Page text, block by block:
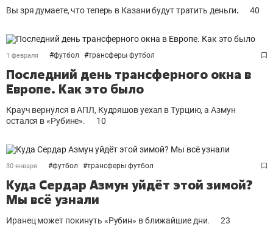
Вы зря думаете, что теперь в Казани будут тратить деньги. 40
1 февраля #футбол #трансферы футбол
Последний день трансферного окна в
Европе. Как это было
Крауч вернулся в АПЛ, Кудряшов уехал в Турцию, а Азмун
остался в «Рубине».
10
30 января #футбол #трансферы футбол
Куда Сердар Азмун уйдёт этой зимой?
Мы всё узнали
Иранец может покинуть «Рубин» в ближайшие дни. 23